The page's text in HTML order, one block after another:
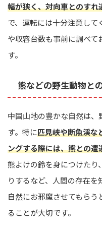
幅が狭く、対向車とのすれ
で、運転には十分注意し
や収容台数も事前に調べて
す。
熊などの野生動物と
中国山地の豊かな自然は
す。特に匹見峡や断魚渓な
ングする際には、熊との遭
熊よけの鈴を身につけたり
りするなど、人間の存在
自然にお邪魔させてもら
ることが大切です。